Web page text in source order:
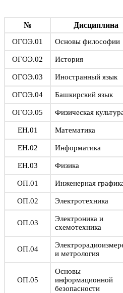
№ Дисциплина
ОГОЭ.01 Основы философии
ОГОЭ.02 История
ОГОЭ.03 Иностранный язык
ОГОЭ.04 Башкирский язык
ОГОЭ.05 Физическая
ЕН.01 Математика
ЕН.02 Информатика
ЕН.03 Физика
ОП.01 Инженерная
ОП.02 Электротехника
ОП.03
Электроника и
схемотехника
ОП.04
и метрология
ОП.05
Основы
информационной
безопасности